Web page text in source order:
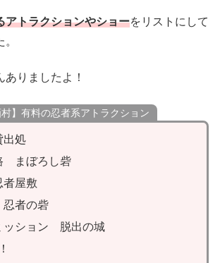
アトラクションやショーをリストにして
ありましたよ！
村】有料の忍者系アトラクション
出処
まぼろし砦
者屋敷
者の砦
ッション 脱出の城